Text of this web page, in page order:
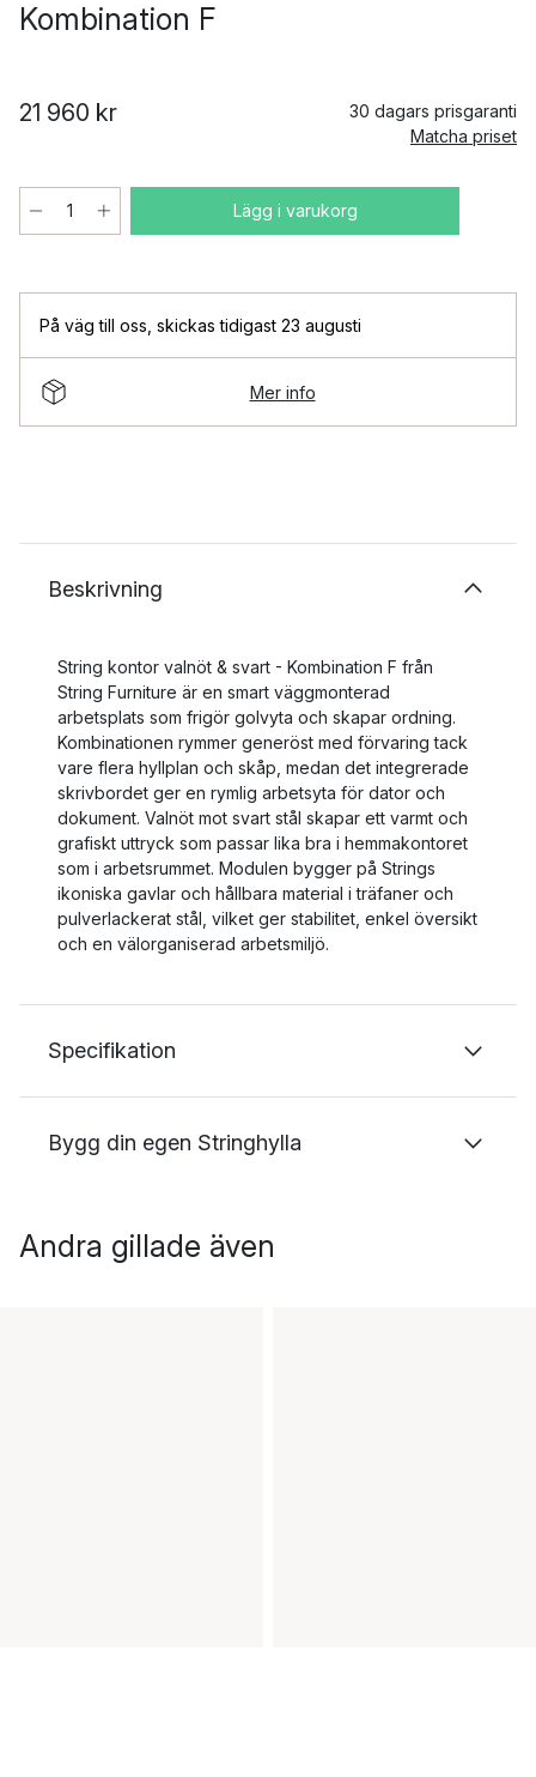
Kombination F
21 960 kr
30 dagars prisgaranti
Matcha priset
Lägg i varukorg
På väg till oss skickas tidigast 23 augusti
Mer info
Beskrivning
String kontor valnöt & svart - Kombination F från
String Furniture är en smart väggmonterad
arbetsplats som frigör golvyta och skapar ordning.
Kombinationen rymmer generöst med förvaring tack
vare flera hyllplan och skåp, medan det integrerade
skrivbordet ger en rymlig arbetsyta för dator och
dokument. Valnöt mot svart stål skapar ett varmt och
grafiskt uttryck som passar lika bra i hemmakontoret
som i arbetsrummet. Modulen bygger på Strings
ikoniska gavlar och hållbara material i träfaner och
pulverlackerat stål, vilket ger stabilitet, enkel översikt
och en välorganiserad arbetsmiljö.
Specifikation
Bygg din egen Stringhylla
Andra gillade även